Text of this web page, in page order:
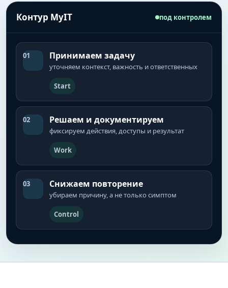
Контур MyIT под контролем
01 Принимаем задачу
уточняем контекст, важность и ответственных
Start
02 Решаем и документируем
фиксируем действия, доступы и результат
Work
03 Снижаем повторение
убираем причину, а не только симптом
Control